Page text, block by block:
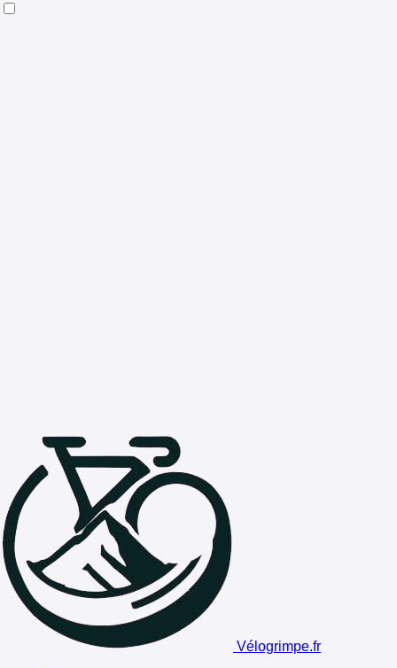
Vélogrimpe.fr